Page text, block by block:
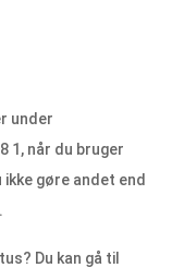
under
1, når du bruger
gøre andet end
Du kan gå til